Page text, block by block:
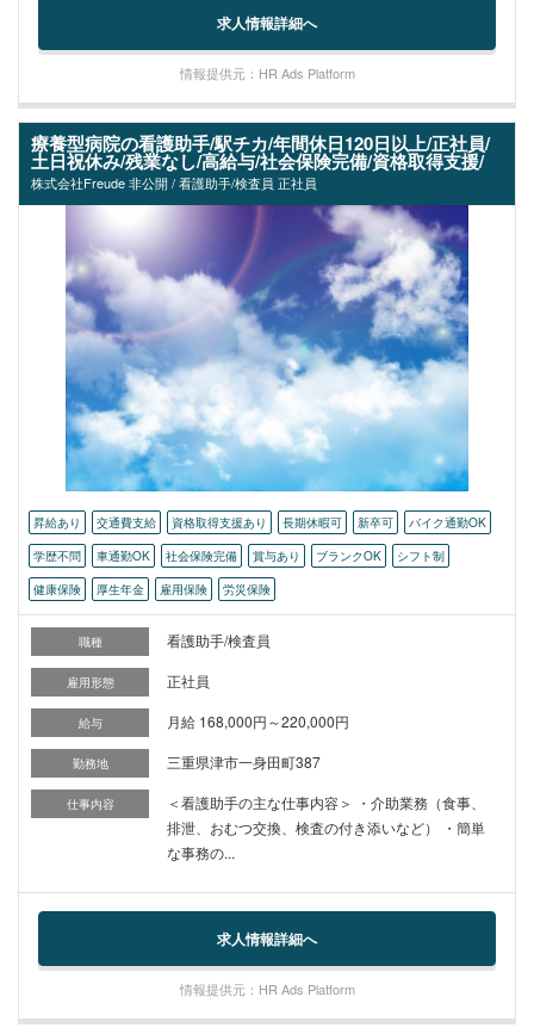
求人情報詳細へ
情報提供元：HR Ads Platform
療養型病院の看護助手/駅チカ/年間休日120日以上/正社員/
土日祝休み/残業なし/高給与/社会保険完備/資格取得支援/
株式会社Freude 非公開 / 看護助手/検査員 正社員
昇給あり 交通費支給 資格取得支援あり 長期休暇可 新卒可
バイク通勤OK
学歴不問
車通勤OK 社会保険完備 賞与あり ブランクOK
シフト制
健康保険
厚生年金 雇用保険 労災保険
職種 看護助手/検査員
雇用形態 正社員
給与 月給 168,000円～220,000円
勤務地 三重県津市一身田町387
仕事内容
＜看護助手の主な仕事内容＞ ・介助業務（食事、
排泄、おむつ交換、検査の付き添いなど） ・簡単
な事務の...
求人情報詳細へ
情報提供元：HR Ads Platform